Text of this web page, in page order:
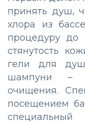
принять душ,
хлора из
процедуру до
стянутость
гели для
шампуни –
очищения.
посещением